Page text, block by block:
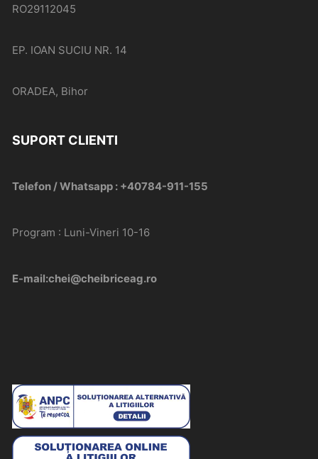
RO29112045
EP. IOAN SUCIU NR. 14
ORADEA, Bihor
SUPORT CLIENTI
Telefon / Whatsapp : +40784-911-155
Program : Luni-Vineri 10-16
E-mail:chei@cheibriceag.ro